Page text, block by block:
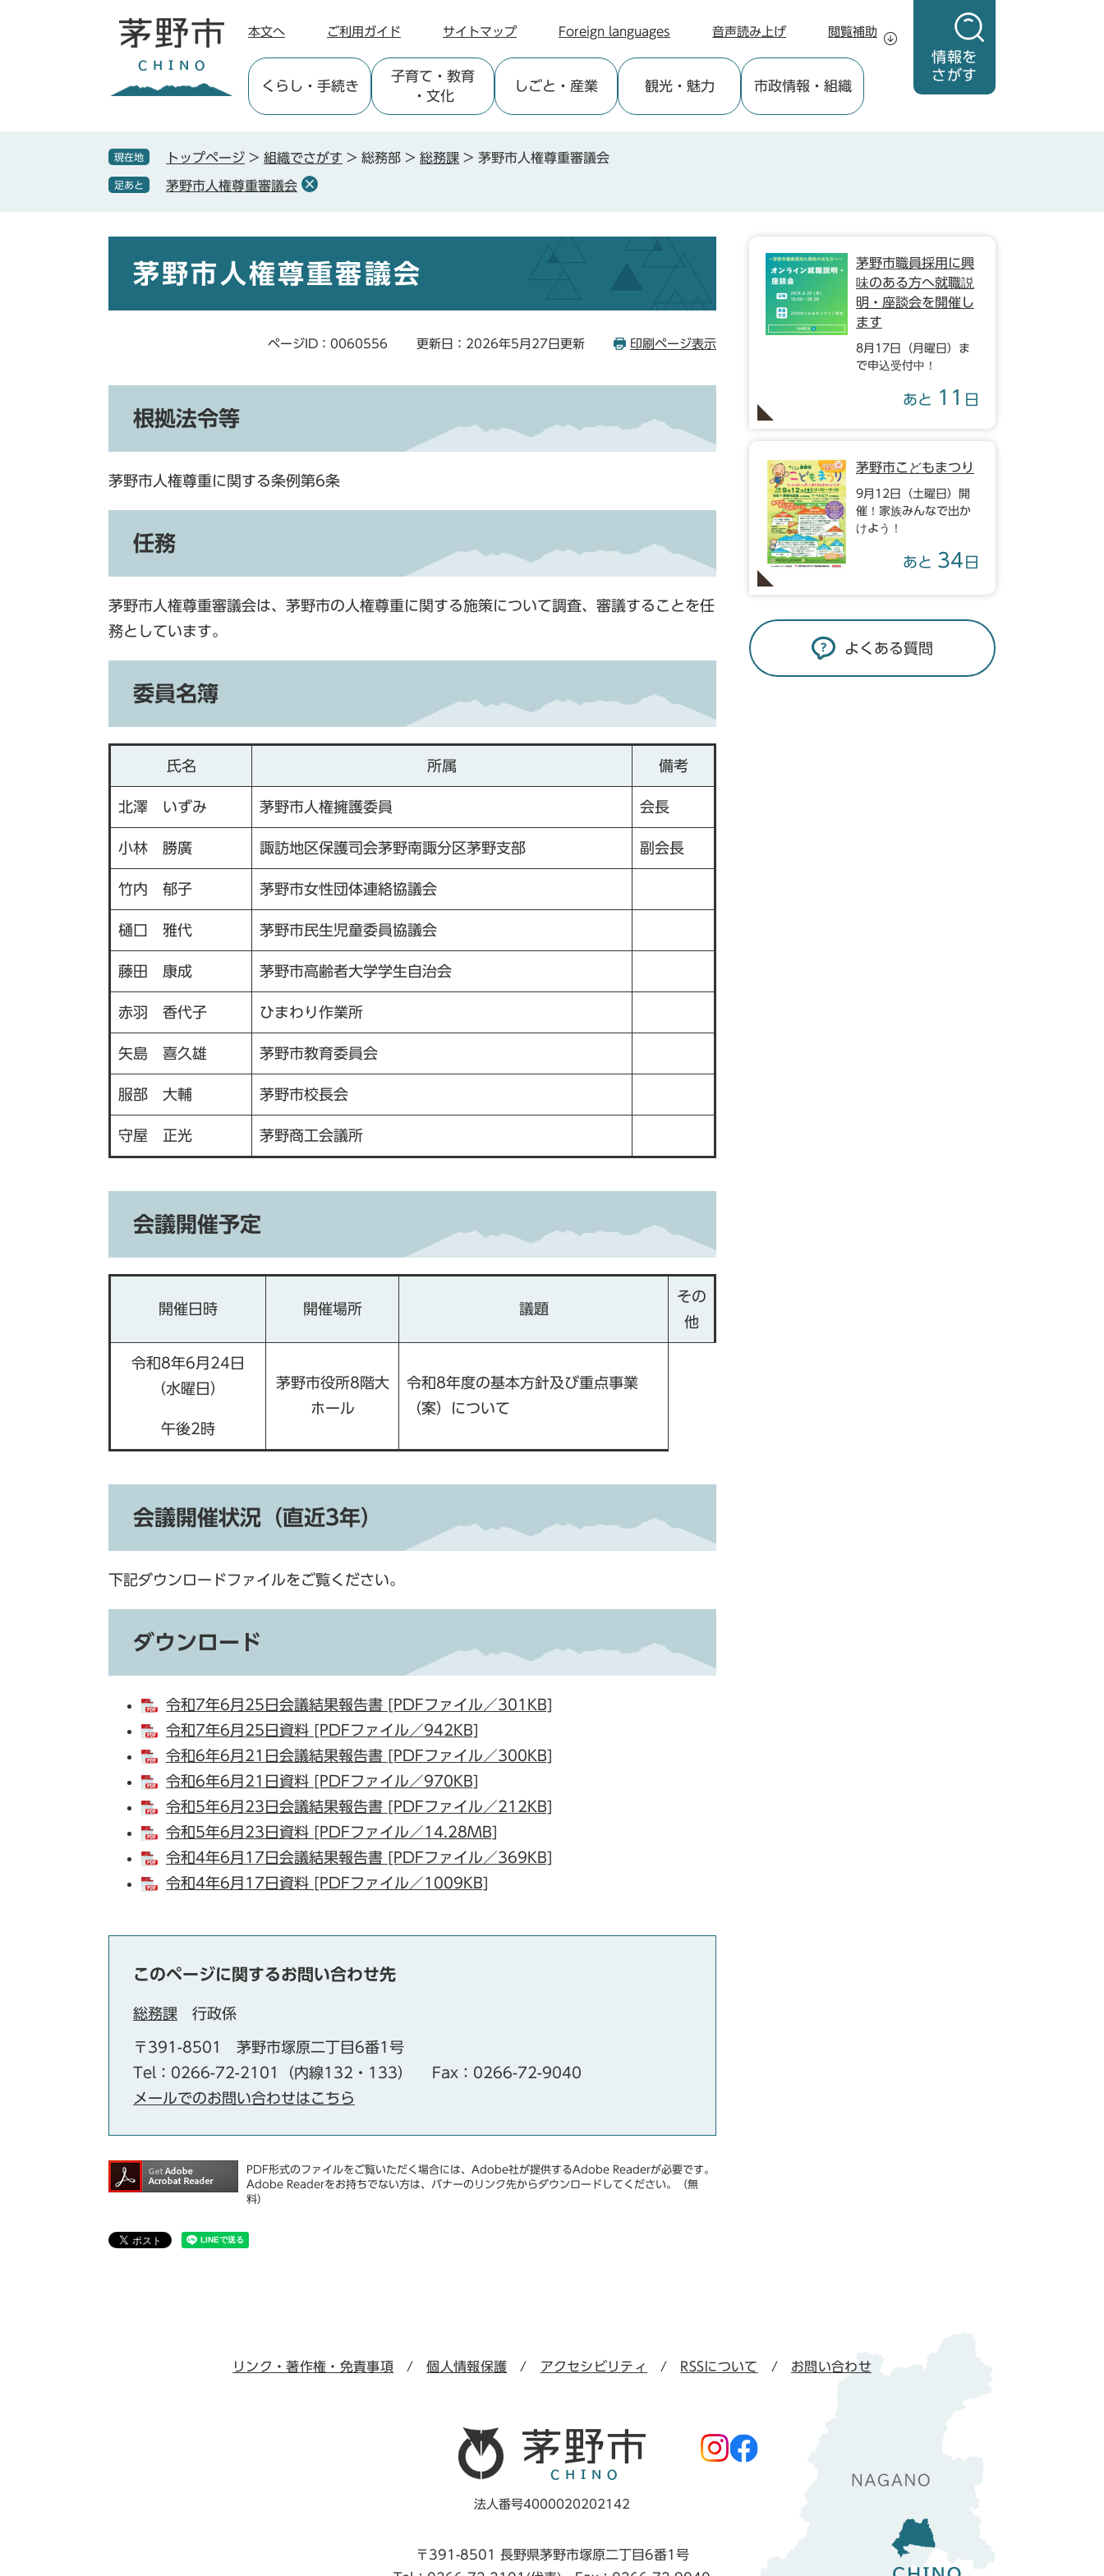
情報を
さがす
本文へ ご利用ガイド サイトマップ Foreign languages 音声読み上げ 閲覧補助
くらし ・手続き
子育て ・教育
・文化
しごと ・産業 観光・魅力 市政情報 ・組織
現在地 トップページ > 組織でさがす > 総務部 > 総務課 > 茅野市人権尊重審議会
足あと 茅野市人権尊重審議会
茅野市人権尊重審議会
ページID：0060556 更新日：2026年5月27日更新 印刷ページ表示
根拠法令等
茅野市人権尊重に関する条例第6条
任務
茅野市人権尊重審議会は、茅野市の人権尊重に関する施策について調査、審議することを任
務としています。
委員名簿
氏名 所属 備考
北澤 いずみ 茅野市人権擁護委員 会長
小林 勝廣 諏訪地区保護司会茅野南諏分区茅野支部 副会長
竹内 郁子 茅野市女性団体連絡協議会
樋口 雅代 茅野市民生児童委員協議会
藤田 康成 茅野市高齢者大学学生自治会
赤羽 香代子 ひまわり作業所
矢島 喜久雄 茅野市教育委員会
服部 大輔 茅野市校長会
守屋 正光 茅野商工会議所
会議開催予定
開催日時 開催場所 議題
その
他
令和8年6月24日
（水曜日）
午後2時
茅野市役所8階大
ホール
令和8年度の基本方針及び重点事業
（案）について
会議開催状況（直近3年）
下記ダウンロードファイルをご覧ください。
ダウンロード
令和7年6月25日会議結果報告書 [PDFファイル／301KB]
令和7年6月25日資料 [PDFファイル／942KB]
令和6年6月21日会議結果報告書 [PDFファイル／300KB]
令和6年6月21日資料 [PDFファイル／970KB]
令和5年6月23日会議結果報告書 [PDFファイル／212KB]
令和5年6月23日資料 [PDFファイル／14.28MB]
令和4年6月17日会議結果報告書 [PDFファイル／369KB]
令和4年6月17日資料 [PDFファイル／1009KB]
このページに関するお問い合わせ先
総務課 行政係
〒391-8501
茅野市塚原二丁目6番1号
Tel：0266-72-2101（内線132・133）
Fax：0266-72-9040
メールでのお問い合わせはこちら
PDF形式のファイルをご覧いただく場合には、Adobe社が提供するAdobe Readerが必要です。
Adobe Readerをお持ちでない方は、バナーのリンク先からダウンロードしてください。（無
料）
茅野市職員採用に興
味のある方へ就職説
明・座談会を開催し
ます
8月17日（月曜日）ま
で申込受付中！
あと 11 日
茅野市こどもまつり
9月12日（土曜日）開
催！家族みんなで出か
けよう！
あと 34 日
よくある質問
リンク・著作権・免責事項 個人情報保護 アクセシビリティ RSSについて お問い合わせ
法人番号4000020202142
〒391-8501 長野県茅野市塚原二丁目6番1号